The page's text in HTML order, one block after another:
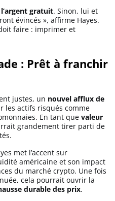
gratuit. Sinon, lui et
évincés », affirme Hayes.
faire : imprimer et
: Prêt à franchir
justes, un nouvel afflux de
les actifs risqués comme
En tant que valeur
grandement tirer parti de
met l’accent sur
américaine et son impact
du marché crypto. Une fois
cela pourrait ouvrir la
durable des prix.